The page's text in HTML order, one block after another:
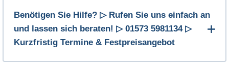
Benötigen Sie Hilfe? ▷ Rufen Sie uns einfach an
und lassen sich beraten! ▷ 01573 5981134 ▷
Kurzfristig Termine & Festpreisangebot